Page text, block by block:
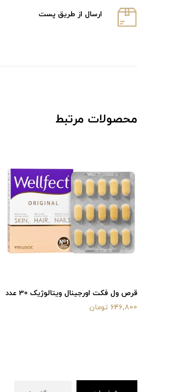
ارسال از طریق پست
محصولات مرتبط
قرص ول فکت اورجینال ویتالوژیک 30 عدد
646,800 تومان